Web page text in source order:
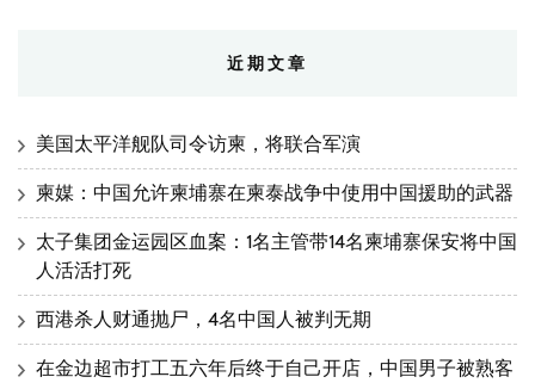
近期文章
美国太平洋舰队司令访柬，将联合军演
柬媒：中国允许柬埔寨在柬泰战争中使用中国援助的武器
太子集团金运园区血案：1名主管带14名柬埔寨保安将中国
人活活打死
西港杀人财通抛尸，4名中国人被判无期
在金边超市打工五六年后终于自己开店，中国男子被熟客